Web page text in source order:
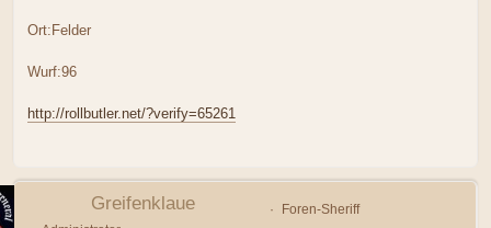
Ort:Felder
Wurf:96
http://rollbutler.net/?verify=65261
Greifenklaue
Foren-Sheriff